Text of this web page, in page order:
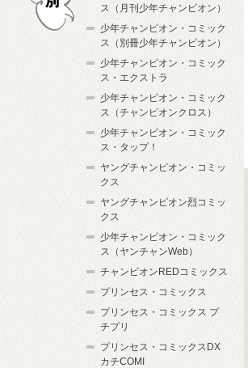
ス（月刊少年チャンピオン）
少年チャンピオン・コミック
ス（別冊少年チャンピオン）
少年チャンピオン・コミック
ス・エクストラ
少年チャンピオン・コミック
ス（チャンピオンクロス）
少年チャンピオン・コミック
ス・タップ！
ヤングチャンピオン・コミッ
クス
ヤングチャンピオン烈コミッ
クス
少年チャンピオン・コミック
ス（ヤンチャンWeb）
チャンピオンREDコミックス
プリンセス・コミックス
プリンセス・コミックス プ
チプリ
プリンセス・コミックスDX
カチCOMI